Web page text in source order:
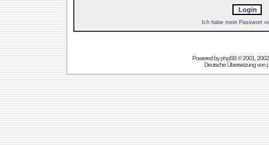
Ich habe mein Passwort
Powered byphpBB© 2001,
Deutsche Übersetzung von